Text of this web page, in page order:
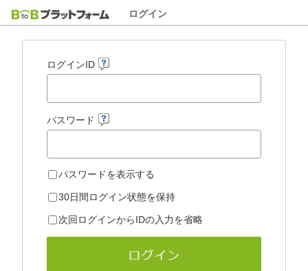
ログイン
ログインID
パスワード
パスワードを表示する
30日間ログイン状態を保持
次回ログインからIDの入力を省略